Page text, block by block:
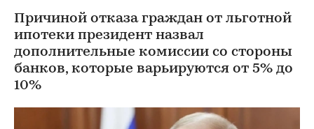
Причиной отказа граждан от льготной
ипотеки президент назвал
дополнительные комиссии со стороны
банков, которые варьируются от 5% до
10%